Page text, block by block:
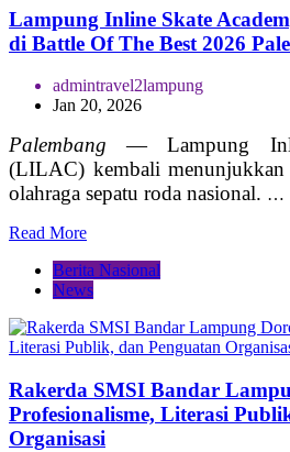
Lampung Inline Skate
di Battle Of The Best 2026
admintravel2lampung
Jan 20, 2026
Palembang — Lampung
(LILAC) kembali menunjukkan
olahraga sepatu roda nasional. …
Read More
Berita Nasional
News
Rakerda SMSI Bandar
Profesionalisme, Literasi
Organisasi